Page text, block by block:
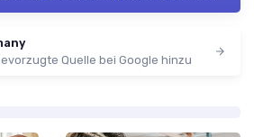
Quelle bei Google hinzu